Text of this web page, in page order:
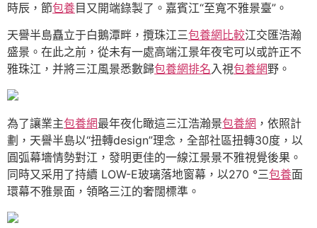
時辰，節包養目又開端錄製了。嘉賓江“至寬不雅景臺”。
天譽半島矗立于白鵝潭畔，攬珠江三包養網比較江交匯浩瀚
盛景。在此之前，從未有一處高端江景年夜宅可以或許正不
雅珠江，并將三江風景悉數歸包養網排名入視包養網野。
為了讓業主包養網最年夜化瞰這三江浩瀚景包養網 ，依照計
劃，天譽半島以“扭轉design”理念，全部社區扭轉30度，以
圓弧幕墻情勢對江，發明更佳的一線江景景不雅視覺後果。
同時又采用了持續 LOW-E玻璃落地窗幕，以270 °三包養面
環幕不雅景面，領略三江的奢闊標準。